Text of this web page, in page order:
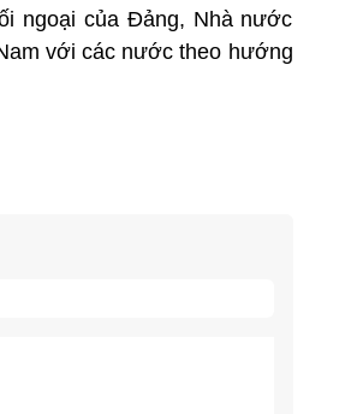
ngoại của Đảng, Nhà nước
với các nước theo hướng